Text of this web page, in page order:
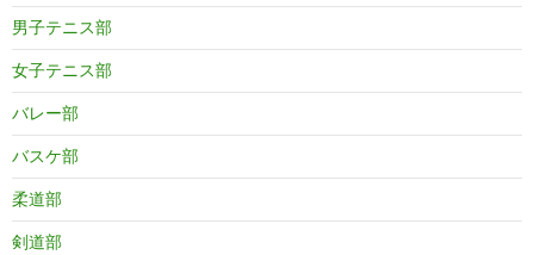
男子テニス部
女子テニス部
バレー部
バスケ部
柔道部
剣道部